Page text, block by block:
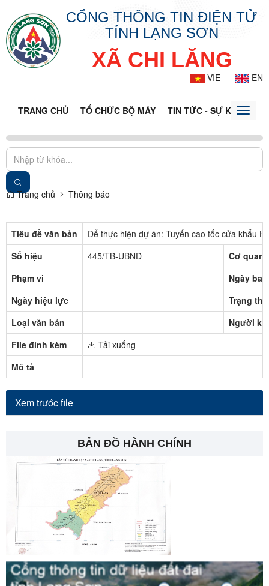
CỔNG THÔNG TIN ĐIỆN TỬ
TỈNH LẠNG SƠN
XÃ CHI LĂNG
VIE EN
TRANG CHỦ TỔ CHỨC BỘ MÁY TIN TỨC - SỰ KIỆNToggle
Trang chủ Thông báo
Tiêu đề văn bản
Để thực hiện dự án: Tuyến cao tốc cửa khẩu
Số hiệu
445/TB-UBND
Cơ quan
Phạm vi
Ngày
Ngày hiệu lực
Trạng
Loại văn bản
Người ký
File đính kèm
Tải xuống
Mô tả
Xem trước file
BẢN ĐỒ HÀNH CHÍNH